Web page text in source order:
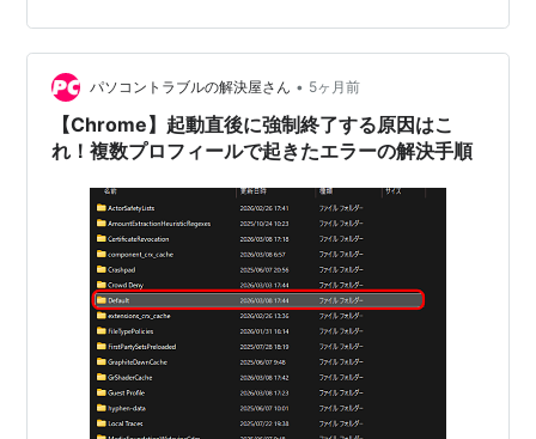
パソコントラブルの解決屋さん • 5ヶ月前
【Chrome】起動直後に強制終了する原因はこ
れ！複数プロフィールで起きたエラーの解決手順